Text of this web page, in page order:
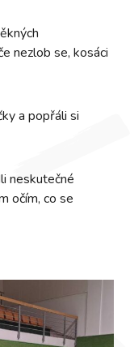
nezlob se, kosáci
a popřáli si
neskutečné
očím, co se